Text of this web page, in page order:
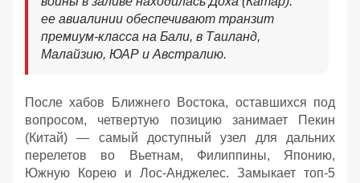
ее авиалинии обеспечивают транзит
премиум-класса на Бали, в Таиланд,
Малайзию, ЮАР и Австралию.
После хабов Ближнего Востока, оставшихся под
вопросом, четвертую позицию занимает Пекин
(Китай) — самый доступный узел для дальних
перелетов во Вьетнам, Филиппины, Японию,
Южную Корею и Лос-Анджелес. Замыкает топ-5